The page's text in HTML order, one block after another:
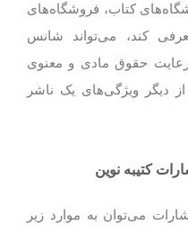
کتاب، فروشگاه‌های
کند، می‌تواند شانس
حقوق مادی و معنوی
دیگر ویژگی‌های یک ناشر
کتیبه نوین
می‌توان به موارد زیر